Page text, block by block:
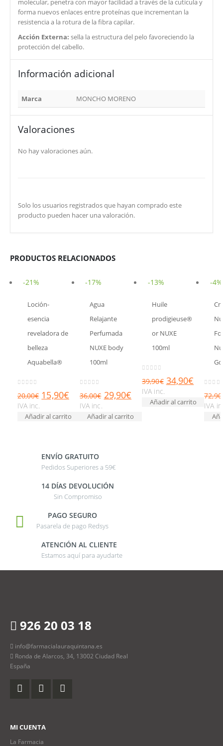
molecular, penetra con mayor facilidad a través de la cutícula y
forma nuevos enlaces entre proteínas que incrementan la
resistencia a la rotura de la fibra capilar.
Acción Externa: sella la estructura del pelo favoreciendo la
protección del cabello.
Información adicional
Marca MONCHO MORENO
Valoraciones
No hay valoraciones aún.
Solo los usuarios registrados que hayan comprado este
producto pueden hacer una valoración.
PRODUCTOS RELACIONADOS
-21%
Loción-
esencia
reveladora de
belleza
Aquabella®
20,00€ 15,90€
IVA inc.
Añadir al carrito
-17%
Agua
Relajante
Perfumada
NUXE body
100ml
36,00€ 29,90€
IVA inc.
Añadir al carrito
-13%
Huile
prodigieuse®
or NUXE
100ml
39,90€ 34,90€
IVA inc.
Añadir al carrito
-4%
72,90
IVA
ENVÍO GRATUITO
Pedidos Superiores a 59€
14 DÍAS DEVOLUCIÓN
Sin Compromiso
PAGO SEGURO
Pasarela de pago Redsys
ATENCIÓN AL CLIENTE
Estamos aquí para ayudarte
926 20 03 18
info@farmacialauraquintana.es
Ronda de Alarcos, 34, 13002 Ciudad Real
España
MI CUENTA
La Farmacia